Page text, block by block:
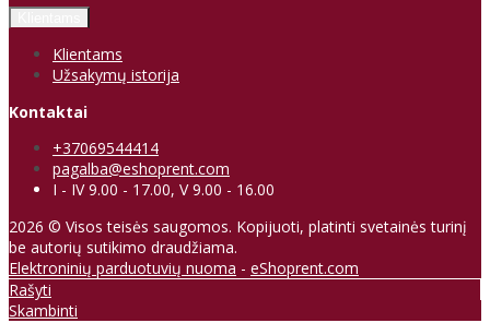
Klientams
Užsakymų istorija
Kontaktai
+37069544414
pagalba@eshoprent.com
I - IV 9.00 - 17.00, V 9.00 - 16.00
2026 © Visos teisės saugomos. Kopijuoti, platinti svetainės turinį
be autorių sutikimo draudžiama.
Elektroninių parduotuvių nuoma - eShoprent.com
Rašyti
Skambinti